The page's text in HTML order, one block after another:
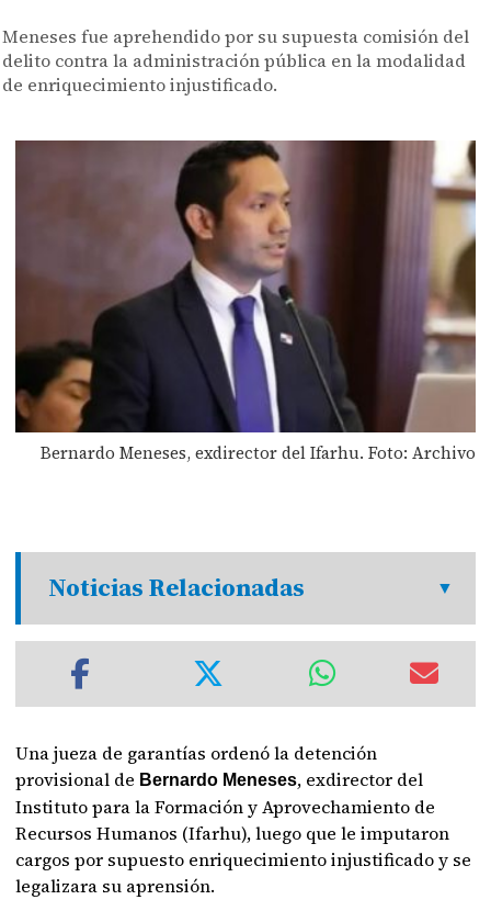
Meneses fue aprehendido por su supuesta comisión del
delito contra la administración pública en la modalidad
de enriquecimiento injustificado.
Bernardo Meneses, exdirector del Ifarhu. Foto: Archivo
Noticias Relacionadas
Una jueza de garantías ordenó la detención
provisional de Bernardo Meneses, exdirector del
Instituto para la Formación y Aprovechamiento de
Recursos Humanos (Ifarhu), luego que le imputaron
cargos por supuesto enriquecimiento injustificado y se
legalizara su aprensión.